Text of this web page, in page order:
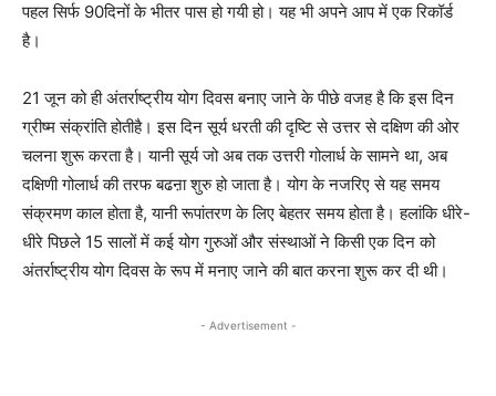
पहल सिर्फ 90दिनों के भीतर पास हो गयी हो। यह भी अपने आप में एक रिकॉर्ड
है।
21 जून को ही अंतर्राष्ट्रीय योग दिवस बनाए जाने के पीछे वजह है कि इस दिन
ग्रीष्म संक्रांति होतीहै। इस दिन सूर्य धरती की दृष्टि से उत्तर से दक्षिण की ओर
चलना शुरू करता है। यानी सूर्य जो अब तक उत्तरी गोलार्ध के सामने था, अब
दक्षिणी गोलार्ध की तरफ बढऩा शुरु हो जाता है। योग के नजरिए से यह समय
संक्रमण काल होता है, यानी रूपांतरण के लिए बेहतर समय होता है। हलांकि धीरे-
धीरे पिछले 15 सालों में कई योग गुरुओं और संस्थाओं ने किसी एक दिन को
अंतर्राष्ट्रीय योग दिवस के रूप में मनाए जाने की बात करना शुरू कर दी थी।
- Advertisement -